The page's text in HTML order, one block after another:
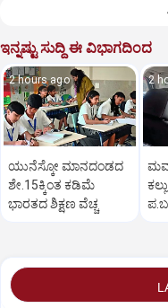
ಇನ್ನಷ್ಟು ಸುದ್ದಿ ಈ ವಿಭಾಗದಿಂದ
2 hours ago
ಯುನೆಸ್ಕೋ ಮಾನದಂಡದ
ಶೇ.15ಕ್ಕಿಂತ ಕಡಿಮೆ
ಭಾರತದ ಶಿಕ್ಷಣ ವೆಚ್ಚ
2